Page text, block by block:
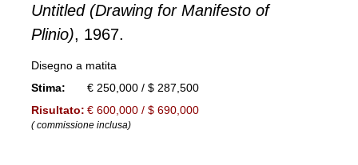
Untitled (Drawing for Manifesto of
Plinio), 1967.
Disegno a matita
Stima:
€ 250,000 / $ 287,500
Risultato: € 600,000 / $ 690,000
( commissione inclusa)